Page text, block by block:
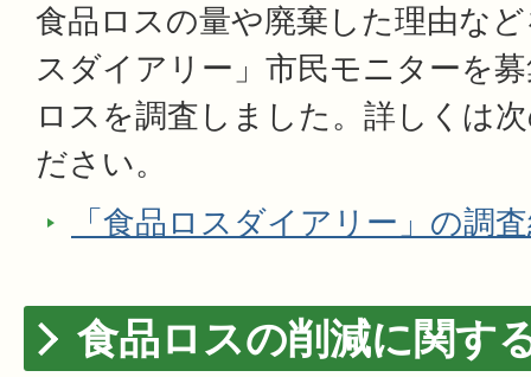
食品ロスの量や廃棄した理由な
スダイアリー」市民モニターを
ロスを調査しました。詳しくは
ださい。
「食品ロスダイアリー」の調
食品ロスの削減に関す